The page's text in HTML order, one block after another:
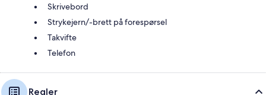
Skrivebord
Strykejern/-brett på forespørsel
Takvifte
Telefon
Regler